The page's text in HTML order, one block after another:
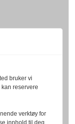
bruker vi
reservere
verktøy for
innhold til deg